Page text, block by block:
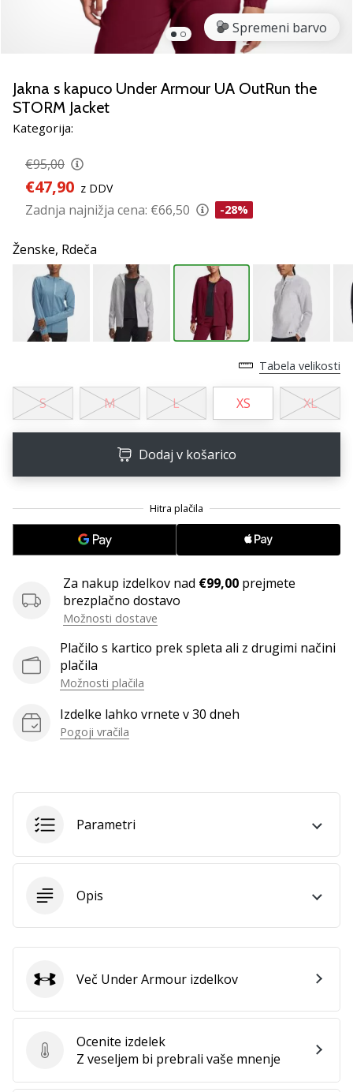
kot
brend
ambasador/ka.
Prikaži
vse
Spremeni barvo
Jakna s kapuco Under Armour UA OutRun the
STORM Jacket
Kategorija:
€95,00
€47,90 z DDV
Zadnja najnižja cena: €66,50 -28%
Ženske, Rdeča
Tabela velikosti
S M L XS XL
Dodaj v košarico
Za nakup izdelkov nad €99,00 prejmete
brezplačno dostavo
Možnosti dostave
Plačilo s kartico prek spleta ali z drugimi načini
plačila
Možnosti plačila
Izdelke lahko vrnete v 30 dneh
Pogoji vračila
Parametri
Opis
Ocenite izdelek
Ocenite izdelek
Z veseljem bi prebrali vaše mnenje
Under Armour
Več Under Armour izdelkov